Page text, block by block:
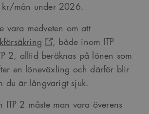
mån under 2026.
vara medveten om att
, både inom ITP
2, alltid beräknas på lönen som
en löneväxling och därför blir
du är långvarigt sjuk.
ITP 2 måste man vara överens